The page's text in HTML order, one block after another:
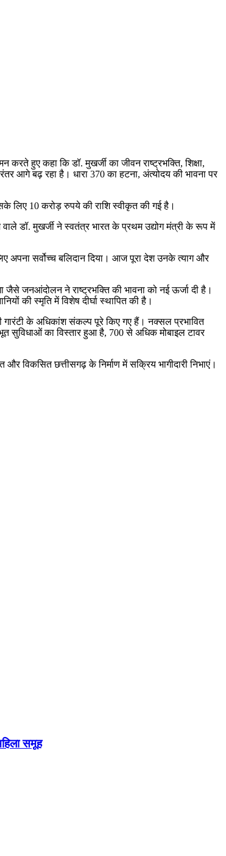
हुए कहा कि डॉ. मुखर्जी का जीवन राष्ट्रभक्ति, शिक्षा,
आगे बढ़ रहा है। धारा 370 का हटना, अंत्योदय की भावना पर
लिए 10 करोड़ रुपये की राशि स्वीकृत की गई है।
वाले डॉ. मुखर्जी ने स्वतंत्र भारत के प्रथम उद्योग मंत्री के रूप में
अपना सर्वोच्च बलिदान दिया। आज पूरा देश उनके त्याग और
जैसे जनआंदोलन ने राष्ट्रभक्ति की भावना को नई ऊर्जा दी है।
की स्मृति में विशेष दीर्घा स्थापित की है।
गारंटी के अधिकांश संकल्प पूरे किए गए हैं। नक्सल प्रभावित
सुविधाओं का विस्तार हुआ है, 700 से अधिक मोबाइल टावर
विकसित छत्तीसगढ़ के निर्माण में सक्रिय भागीदारी निभाएं।
समूह